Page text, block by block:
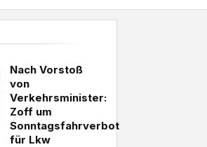
Nach Vorstoß
von
Verkehrsminister:
Zoff um
Sonntagsfahrverbot
für Lkw